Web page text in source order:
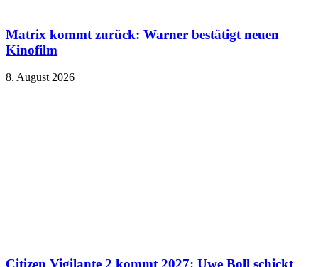
Matrix kommt zurück: Warner bestätigt neuen
Kinofilm
8. August 2026
Citizen Vigilante 2 kommt 2027: Uwe Boll schickt